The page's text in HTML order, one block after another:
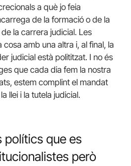
a què jo feia
de la formació o de la
la carrera judicial. Les
amb una altra i, al final, la
judicial està polititzat. I no és
que cada dia fem la nostra
estem complint el mandat
llei i la tutela judicial.
polítics que es
però